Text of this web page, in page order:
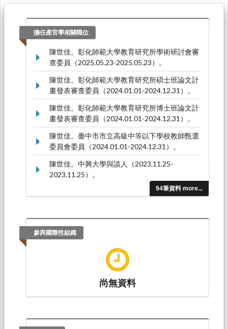
擔任產官學相關職位
94筆資料 more...
陳世佳。彰化師範大學教育研究所學術研討會審
查委員（2025.05.23-2025.05.23）。
陳世佳。彰化師範大學教育研究所碩士班論文計
畫發表審查委員（2024.01.01-2024.12.31）。
陳世佳。彰化師範大學教育研究所博士班論文計
畫發表審查委員（2024.01.01-2024.12.31）。
陳世佳。臺中市市立高級中等以下學校教師甄選
委員會委員（2024.01.01-2024.12.31）。
陳世佳。中興大學與談人（2023.11.25-
2023.11.25）。
參與國際性組織
尚無資料